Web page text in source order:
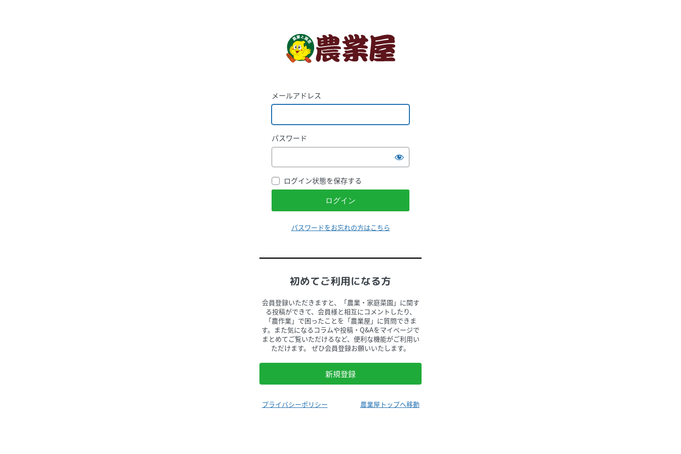
メールアドレス
パスワード
ログイン状態を保存する
パスワードをお忘れの方はこちら
初めてご利用になる方
会員登録いただきますと、「農業・家庭菜園」に関す
る投稿ができて、会員様と相互にコメントしたり、
「農作業」で困ったことを「農業屋」に質問できま
す。また気になるコラムや投稿・Q&Aをマイページで
まとめてご覧いただけるなど、便利な機能がご利用い
ただけます。 ぜひ会員登録お願いいたします。
新規登録
プライバシーポリシー 農業屋トップへ移動